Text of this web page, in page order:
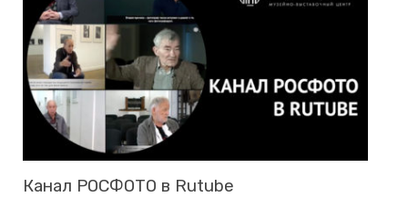
Канал РОС­ФО­ТО в Rutube